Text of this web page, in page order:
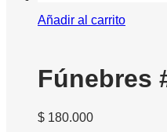
Añadir al carrito
Fúnebres
$ 180.000